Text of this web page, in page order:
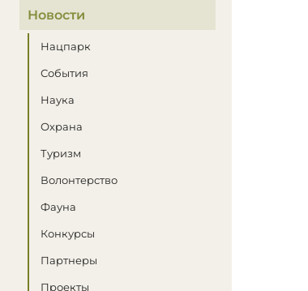
В этом разделе
Новости
Нацпарк
События
Наука
Охрана
Туризм
Волонтерство
Фауна
Конкурсы
Партнеры
Проекты